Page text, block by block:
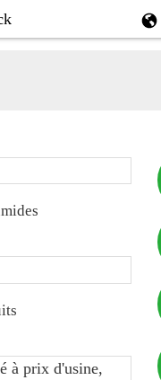
+8619953939264